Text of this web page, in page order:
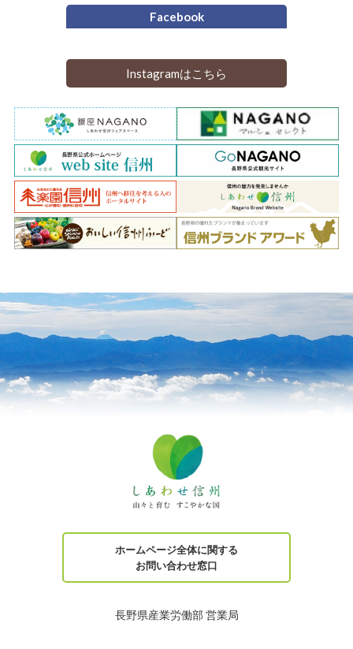
Facebook
Instagramはこちら
ホームページ全体に関する
お問い合わせ窓口
長野県産業労働部 営業局